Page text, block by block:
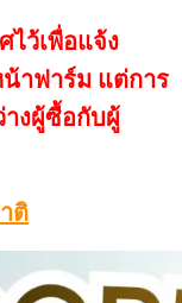
ไว้เพื่อแจ้ง
าฟาร์ม แต่การ
งผู้ซื้อกับผู้
ติ